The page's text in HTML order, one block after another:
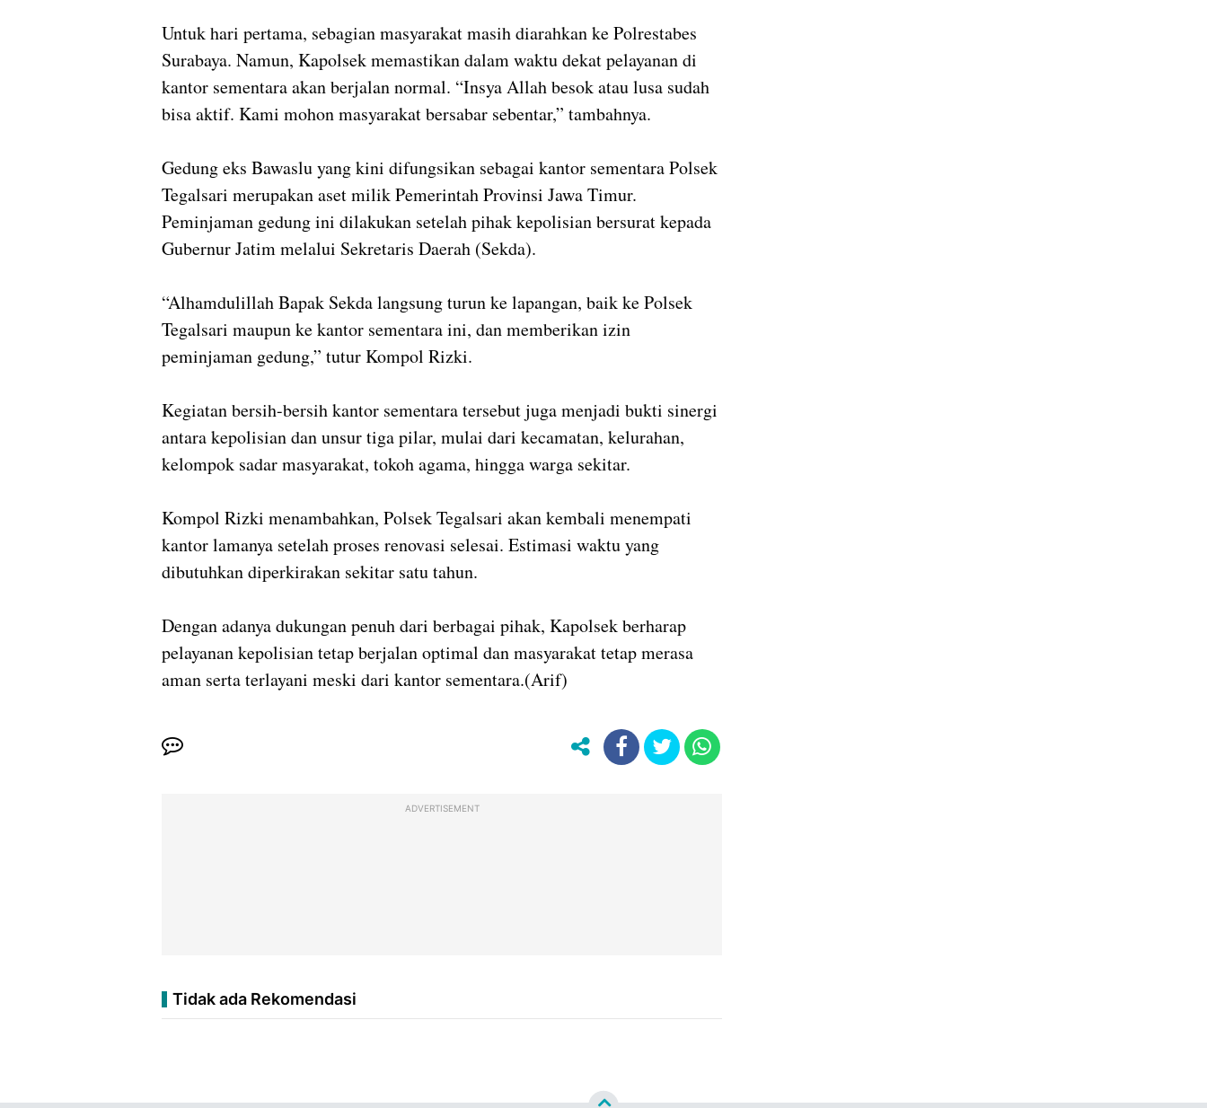
Untuk hari pertama, sebagian masyarakat masih diarahkan ke Polrestabes
Surabaya. Namun, Kapolsek memastikan dalam waktu dekat pelayanan di
kantor sementara akan berjalan normal. “Insya Allah besok atau lusa sudah
bisa aktif. Kami mohon masyarakat bersabar sebentar,” tambahnya.
Gedung eks Bawaslu yang kini difungsikan sebagai kantor sementara Polsek
Tegalsari merupakan aset milik Pemerintah Provinsi Jawa Timur.
Peminjaman gedung ini dilakukan setelah pihak kepolisian bersurat kepada
Gubernur Jatim melalui Sekretaris Daerah (Sekda).
“Alhamdulillah Bapak Sekda langsung turun ke lapangan, baik ke Polsek
Tegalsari maupun ke kantor sementara ini, dan memberikan izin
peminjaman gedung,” tutur Kompol Rizki.
Kegiatan bersih-bersih kantor sementara tersebut juga menjadi bukti sinergi
antara kepolisian dan unsur tiga pilar, mulai dari kecamatan, kelurahan,
kelompok sadar masyarakat, tokoh agama, hingga warga sekitar.
Kompol Rizki menambahkan, Polsek Tegalsari akan kembali menempati
kantor lamanya setelah proses renovasi selesai. Estimasi waktu yang
dibutuhkan diperkirakan sekitar satu tahun.
Dengan adanya dukungan penuh dari berbagai pihak, Kapolsek berharap
pelayanan kepolisian tetap berjalan optimal dan masyarakat tetap merasa
aman serta terlayani meski dari kantor sementara.(Arif)
ADVERTISEMENT
Tidak ada Rekomendasi